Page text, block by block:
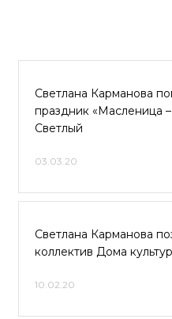
Светлана Карманова
праздник «Масленица
Светлый
03.03.20
Светлана Карманова
коллектив Дома
10.02.20